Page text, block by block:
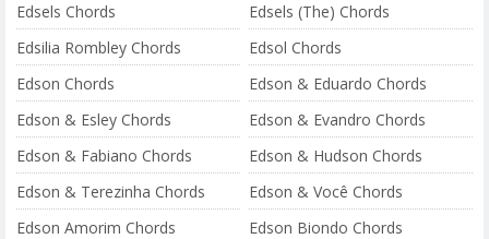
Edsels Chords
Edsels (The) Chords
Edsilia Rombley Chords
Edsol Chords
Edson Chords
Edson & Eduardo Chords
Edson & Esley Chords
Edson & Evandro Chords
Edson & Fabiano Chords
Edson & Hudson Chords
Edson & Terezinha Chords
Edson & Você Chords
Edson Amorim Chords
Edson Biondo Chords